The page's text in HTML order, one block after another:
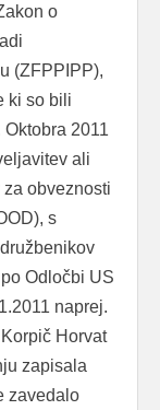
o
(ZFPPIPP),
ki so bili
2011
ali
obveznosti
s
Odločbi US
naprej.
Horvat
zapisala
zavedalo